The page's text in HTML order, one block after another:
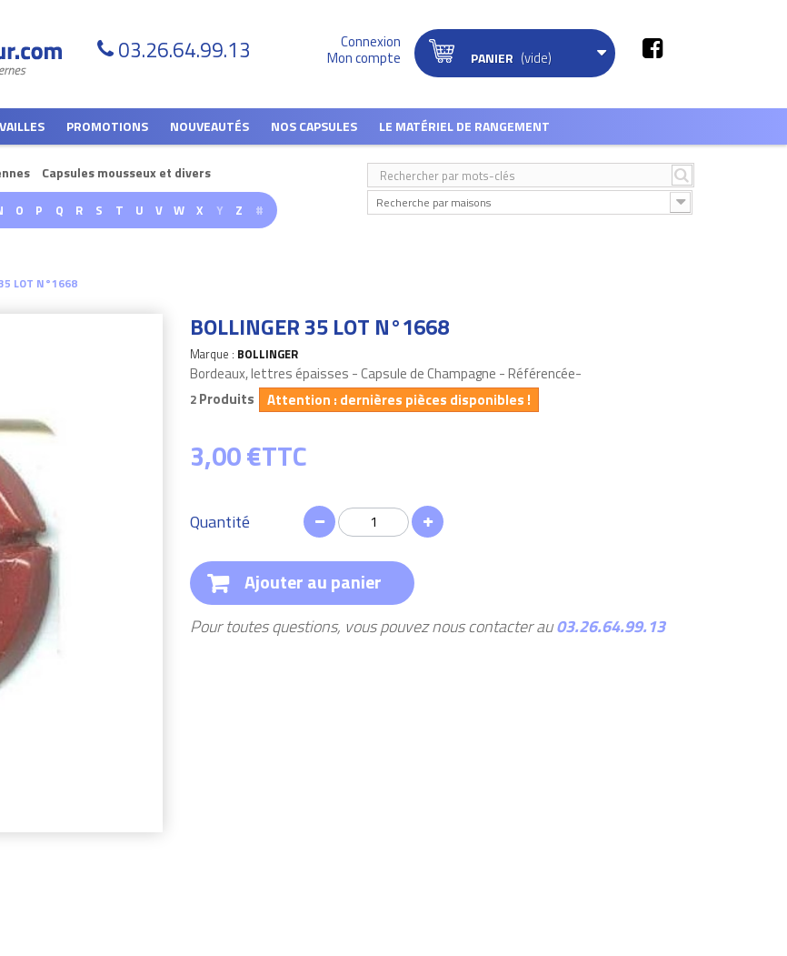
03.26.64.99.13 Connexion
Mon compte PANIER (vide)
PROMOTIONS NOUVEAUTÉS NOS CAPSULES LE MATÉRIEL DE RANGEMENT
Capsules mousseux et divers
O P Q R S T U V W X Y Z # Recherche par maisons
LOT N°1668
BOLLINGER 35 LOT N°1668
Marque : BOLLINGER
Bordeaux, lettres épaisses - Capsule de Champagne - Référencée-
2 Produits Attention : dernières pièces disponibles !
3,00 €TTC
Quantité
Ajouter au panier
Pour toutes questions, vous pouvez nous contacter au03.26.64.99.13